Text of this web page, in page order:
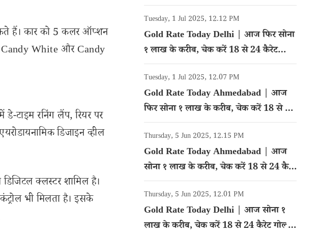
हैं। कार को 5 कलर ऑप्शन
White और Candy
टाइम रनिंग लैंप, रियर पर
डिजाइन व्हील
क्लस्टर शामिल है।
भी मिलता है। इसके
गोल्ड का रेट
Tuesday, 1 Jul 2025, 12.12 PM
Gold Rate Today Delhi | आज फिर सोना
१ लाख के करीब, चेक करें 18 से 24 कैरेट
गोल्ड का रेट
Tuesday, 1 Jul 2025, 12.07 PM
Gold Rate Today Ahmedabad | आज
फिर सोना १ लाख के करीब, चेक करें 18 से 24
कैरेट गोल्ड का रेट
Thursday, 5 Jun 2025, 12.15 PM
Gold Rate Today Ahmedabad | आज
सोना १ लाख के करीब, चेक करें 18 से 24 कैरेट
गोल्ड का रेट
Thursday, 5 Jun 2025, 12.01 PM
Gold Rate Today Delhi | आज सोना १
लाख के करीब, चेक करें 18 से 24 कैरेट गोल्ड